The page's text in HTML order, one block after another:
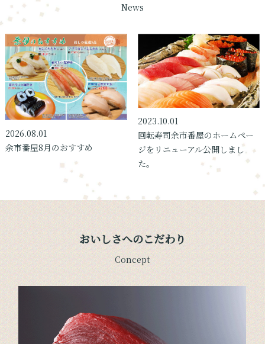
News
2026.08.01
余市番屋8月のおすすめ
2023.10.01
回転寿司余市番屋のホームペー
ジをリニューアル公開しまし
た。
おいしさへのこだわり
Concept